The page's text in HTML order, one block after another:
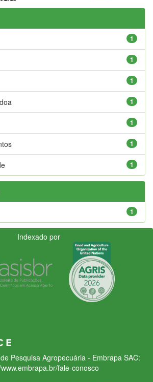
1
1
1
1
1
1
1
1
Indexado por
Pesquisa Agropecuária - Embrapa SAC:
fale-conosco